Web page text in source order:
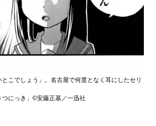
とこでしょう」。名古屋で何度となく耳にしたセリ
つにっき」©安藤正基／一迅社